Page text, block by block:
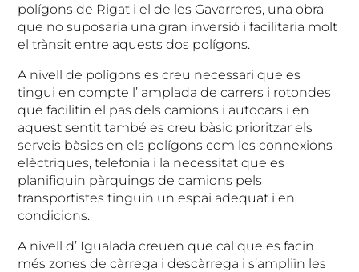
polígons de Rigat i el de les Gavarreres, una obra
que no suposaria una gran inversió i facilitaria molt
el trànsit entre aquests dos polígons.
A nivell de polígons es creu necessari que es
tingui en compte l’ amplada de carrers i rotondes
que facilitin el pas dels camions i autocars i en
aquest sentit també es creu bàsic prioritzar els
serveis bàsics en els polígons com les connexions
elèctriques, telefonia i la necessitat que es
planifiquin pàrquings de camions pels
transportistes tinguin un espai adequat i en
condicions.
A nivell d’ Igualada creuen que cal que es facin
més zones de càrrega i descàrrega i s’ampliïn les